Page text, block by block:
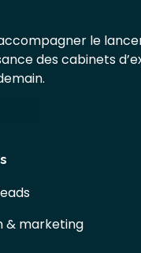
le
des cabinets
& marketing